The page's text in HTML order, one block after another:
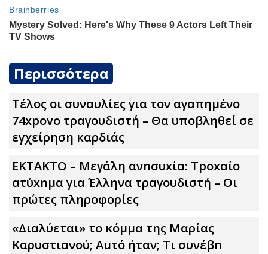
Περισσότερα
Τέλος οι συναυλίες για τον αγαπημένο
74xpovo τραγουδιστή – Θα υποβληθεί σε
εγχείρηση καρδιάς
ΕΚΤΑΚΤΟ – Μεγάλη ανnσυxία: Τpοxαίο
ατύxnμα για Έλληνα τραγουδιστή – Οι
πρώτες πληροφορίες
«Διαλύεται» το κόμμα της Μαρίας
Καρυστιανού; Αuτό ήταν; Τι συνέβn